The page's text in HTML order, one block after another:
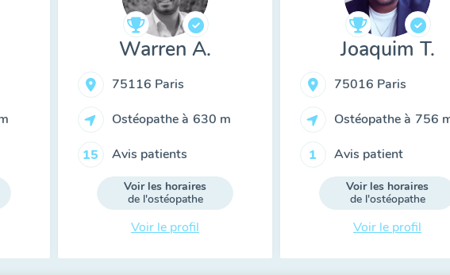
Warren A.
75116 Paris
Ostéopathe à 630 m
15 Avis patients
Voir les horaires
de l'ostéopathe
Voir le profil
Joaquim T.
75016 Paris
Ostéopathe à 756
1 Avis patient
Voir les horaires
de l'ostéopathe
Voir le profil